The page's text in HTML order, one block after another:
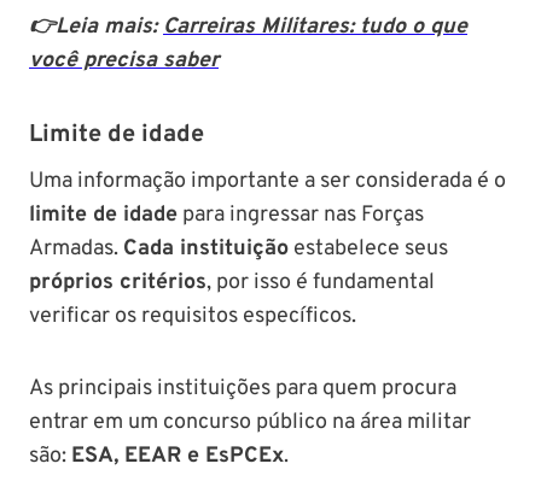
👉Leia mais:Carreiras Militares: tudo o que
você precisa saber
Limite de idade
Uma informação importante a ser considerada é o
limite de idade para ingressar nas Forças
Armadas. Cada instituição estabelece seus
próprios critérios, por isso é fundamental
verificar os requisitos específicos.
As principais instituições para quem procura
entrar em um concurso público na área militar
são: ESA, EEAR e EsPCEx.